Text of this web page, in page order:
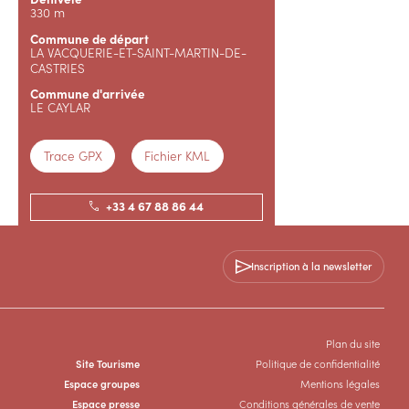
330 m
Commune de départ
LA VACQUERIE-ET-SAINT-MARTIN-DE-
CASTRIES
Commune d'arrivée
LE CAYLAR
Trace GPX Fichier KML
+33 4 67 88 86 44
Inscription à la newsletter
Site Tourisme
Espace groupes
Espace presse
Plan du site
Politique de confidentialité
Mentions légales
Conditions générales de vente